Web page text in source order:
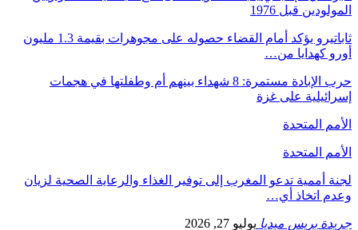
المولودين قبل 1976
ثاباتيرو يؤكد أمام القضاء حصوله على مجوهرات بقيمة 1.3 مليون
أورو كهدايا من…
حرب الإبادة مستمرة: 8 شهداء بينهم أم وطفلتها في هجمات
إسرائيلية على غزة
الأمم المتحدة
الأمم المتحدة
لجنة أممية تدعو المغرب إلى توفير الغذاء والرعاية الصحية لزيان
وعدم اتخاذ أي…
جريدة بريس ميديا يوليو 27, 2026